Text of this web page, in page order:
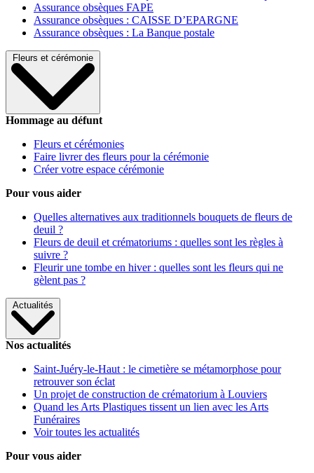
Assurance obsèques FAPE
Assurance obsèques : CAISSE D’EPARGNE
Assurance obsèques : La Banque postale
Fleurs et cérémonie
Hommage au défunt
Fleurs et cérémonies
Faire livrer des fleurs pour la cérémonie
Créer votre espace cérémonie
Pour vous aider
Quelles alternatives aux traditionnels bouquets de fleurs de
deuil ?
Fleurs de deuil et crématoriums : quelles sont les règles à
suivre ?
Fleurir une tombe en hiver : quelles sont les fleurs qui ne
gèlent pas ?
Actualités
Nos actualités
Saint-Juéry-le-Haut : le cimetière se métamorphose pour
retrouver son éclat
Un projet de construction de crématorium à Louviers
Quand les Arts Plastiques tissent un lien avec les Arts
Funéraires
Voir toutes les actualités
Pour vous aider